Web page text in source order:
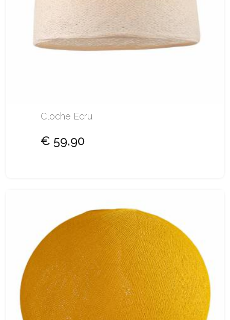
Cloche Ecru
€ 59,90